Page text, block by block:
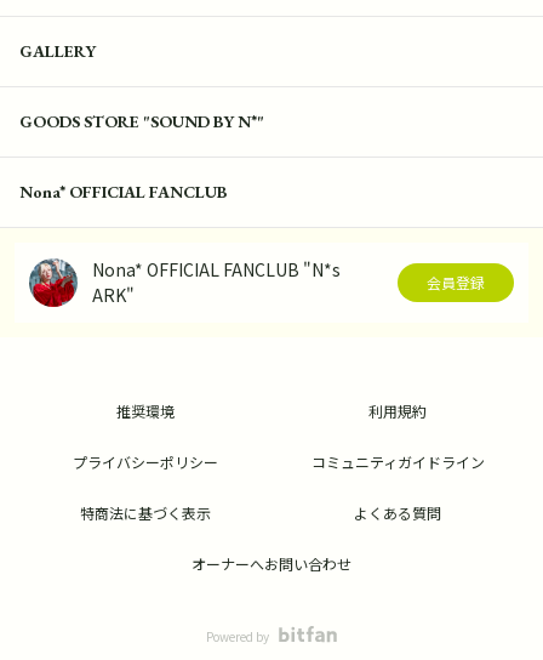
GALLERY
GOODS STORE "SOUND BY N*"
Nona* OFFICIAL FANCLUB
Nona* OFFICIAL FANCLUB "N*s
ARK"
会員登録
推奨環境 利用規約
プライバシーポリシー コミュニティガイドライン
特商法に基づく表示 よくある質問
オーナーへお問い合わせ
Powered by